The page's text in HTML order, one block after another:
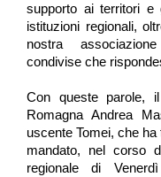
supporto ai territori e
istituzioni regionali,
nostra
condivise che
Con queste parole,
Romagna Andrea
uscente Tomei, che
mandato, nel corso
regionale di